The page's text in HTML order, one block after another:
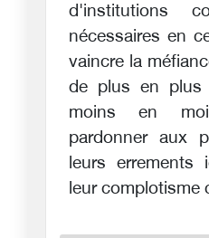
d'institutions
nécessaires en
vaincre la
de plus en plus
moins en
pardonner aux
leurs errements
leur complotisme